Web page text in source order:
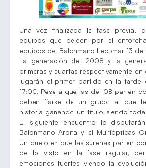
Una vez finalizada la fase previa,
equipos que peleen por el
equipos del Balonmano Lecomar 13 de
La generación del 2008 y la
primeras y cuartas respectivamente en
jugarán el primer partido en la tarde
17:00. Pese a que las del 08 parten
deben fiarse de un grupo al que
historia ganando un título siendo
El siguiente encuentro lo
Balonmano Arona y el Multiópticas
Un duelo en que las sureñas parten
de lo visto en la fase regular,
emociones fuertes viendo la